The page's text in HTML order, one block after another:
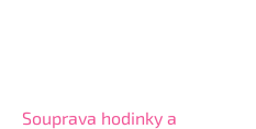
Souprava hodinky a